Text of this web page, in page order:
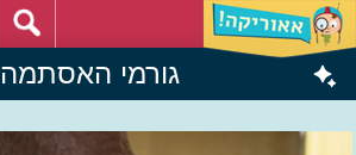
גורמי האסתמה